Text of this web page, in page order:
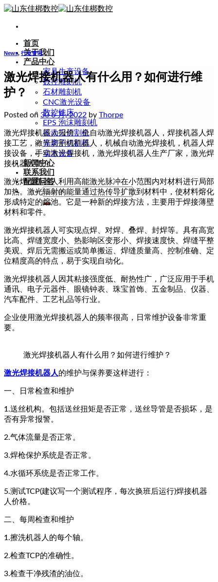
Skip
content
首页
关于我们
产品中心
家具生产设备
数控雕刻机
石材雕刻机
CNC激光设备
数控铣床
EPS 泡沫雕刻机
振动刀切割机
等离子切割机
实木设备
新闻中心
联系我们
配置问答
Search
for:
News, 行业资讯
激光焊接机器人有什么用？如何进行维
护？
Posted on 30 6 月, 2022 by Thorpe
激光焊接机器人报价，全自动激光焊接机器人，焊接机器人焊
接工艺，激光切割机机器人，机械自动激光焊接机，机器人焊
接设备，手动激光焊接机，激光焊接机器人生产厂家，激光焊
接机器人简介
激光焊接机器人利用高能激光脉冲在小范围内对材料进行局部
加热。激光辐射的能量通过热传导扩散到材料中，使材料熔化
形成特定的熔池。它是一种新的焊接方法，主要用于焊接薄壁
材料和零件。
激光焊接机器人可实现点焊、对焊、叠焊、封焊等。具有高宽
比高、焊缝宽度小、热影响区变形小、焊接速度快、焊缝平整
美观、焊后无需搬运或简单搬运、焊缝质量高、控制准确、定
位精度高的特点，易于实现自动化。
激光焊接机器人因其粘接强度低、耐热性广，广泛应用于手机
通讯、电子元器件、眼镜钟表、珠宝首饰、五金制品、仪器、
汽车配件、工艺礼品等行业。
企业使用激光焊接机器人的频率很高，日常维护设备非常重
要。
激光焊接机器人有什么用？如何进行维护？
激光焊接机器人的维护与保养要这样进行：
一、日常检查和维护
1.送丝机构。包括送丝扭矩是否正常，送丝导管是否损坏，是
否有异常报警。
2.气体流量是否正常。
3.焊枪保护系统是否正常。
4.水循环系统是否正常工作。
5.测试TCP(建议写一个测试程序，每次换班后运行)焊接机器
人价格。
二、每周检查和维护
1.擦洗机器人的每个轴。
2.检查TCP的准确性。
3.检查干净残渣的油位。